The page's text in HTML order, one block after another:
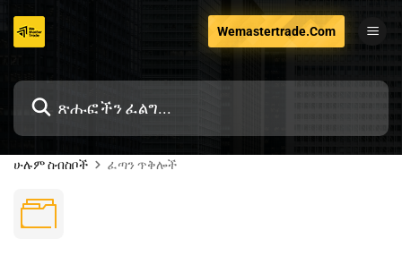
ይዘቱ
Wemastertrade.Com
ሁሉም ስብስቦች ፈጣን ጥቅሎች